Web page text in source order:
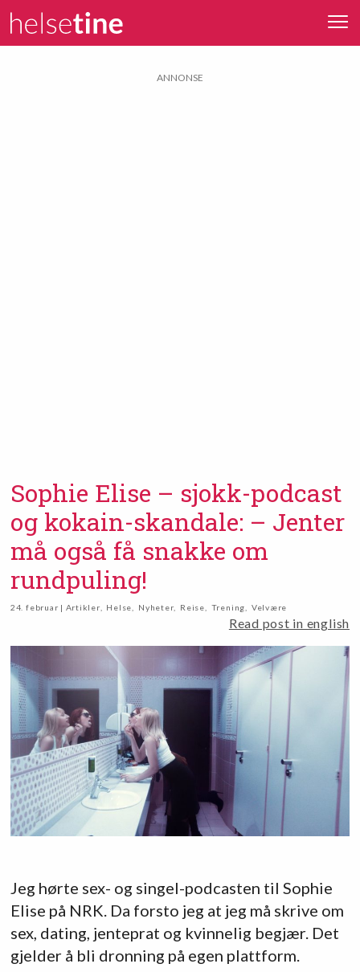
ANNONSE
Sophie Elise – sjokk-podcast
og kokain-skandale: – Jenter
må også få snakke om
rundpuling!
24. februar | Artikler Helse Nyheter Reise Trening Velvære
Read post in english
Jeg hørte sex- og singel-podcasten til Sophie
Elise på NRK. Da forsto jeg at jeg må skrive om
sex, dating, jenteprat og kvinnelig begjær. Det
gjelder å bli dronning på egen plattform.